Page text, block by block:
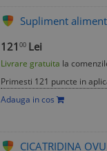
Supliment
121 00 Lei
Livrare gratuita la
Primesti 121 puncte in
Adauga in cos
CICATRIDINA